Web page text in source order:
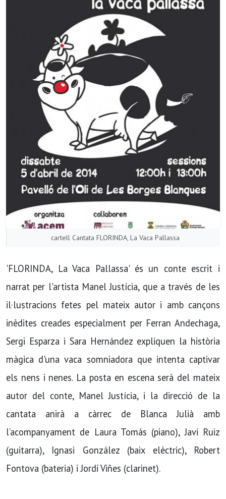
cartell Cantata FLORINDA, La Vaca Pallassa
'FLORINDA, La Vaca Pallassa' és un conte escrit i
narrat per l'artista Manel Justícia, que a través de les
il·lustracions fetes pel mateix autor i amb cançons
inèdites creades especialment per Ferran Andechaga,
Sergi Esparza i Sara Hernández expliquen la història
màgica d'una vaca somniadora que intenta captivar
els nens i nenes. La posta en escena serà del mateix
autor del conte, Manel Justícia, i la direcció de la
cantata anirà a càrrec de Blanca Julià amb
l’acompanyament de Laura Tomás (piano), Javi Ruiz
(guitarra), Ignasi González (baix elèctric), Robert
Fontova (bateria) i Jordi Viñes (clarinet).